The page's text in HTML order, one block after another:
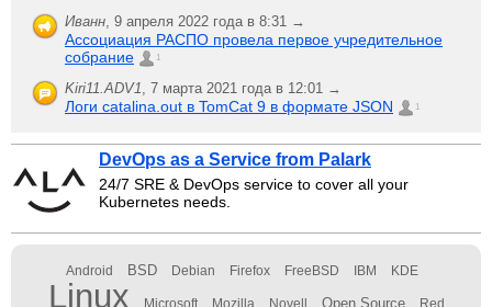
Иванн, 9 апреля 2022 года в 8:31 →
Ассоциация РАСПО провела первое учредительное
собрание
1
Kiri11.ADV1, 7 марта 2021 года в 12:01 →
Логи catalina.out в TomCat 9 в формате JSON 1
DevOps as a Service from Palark
24/7 SRE & DevOps service to cover all your
Kubernetes needs.
Android BSD Debian Firefox FreeBSD IBM KDE
Linux Microsoft Mozilla Novell Open Source Red